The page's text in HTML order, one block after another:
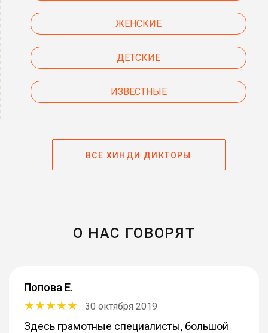
ЖЕНСКИЕ
ДЕТСКИЕ
ИЗВЕСТНЫЕ
ВСЕ ХИНДИ ДИКТОРЫ
О НАС ГОВОРЯТ
Попова Е.
30 октября 2019
Здесь грамотные специалисты, большой